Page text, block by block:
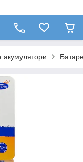
акумулятори